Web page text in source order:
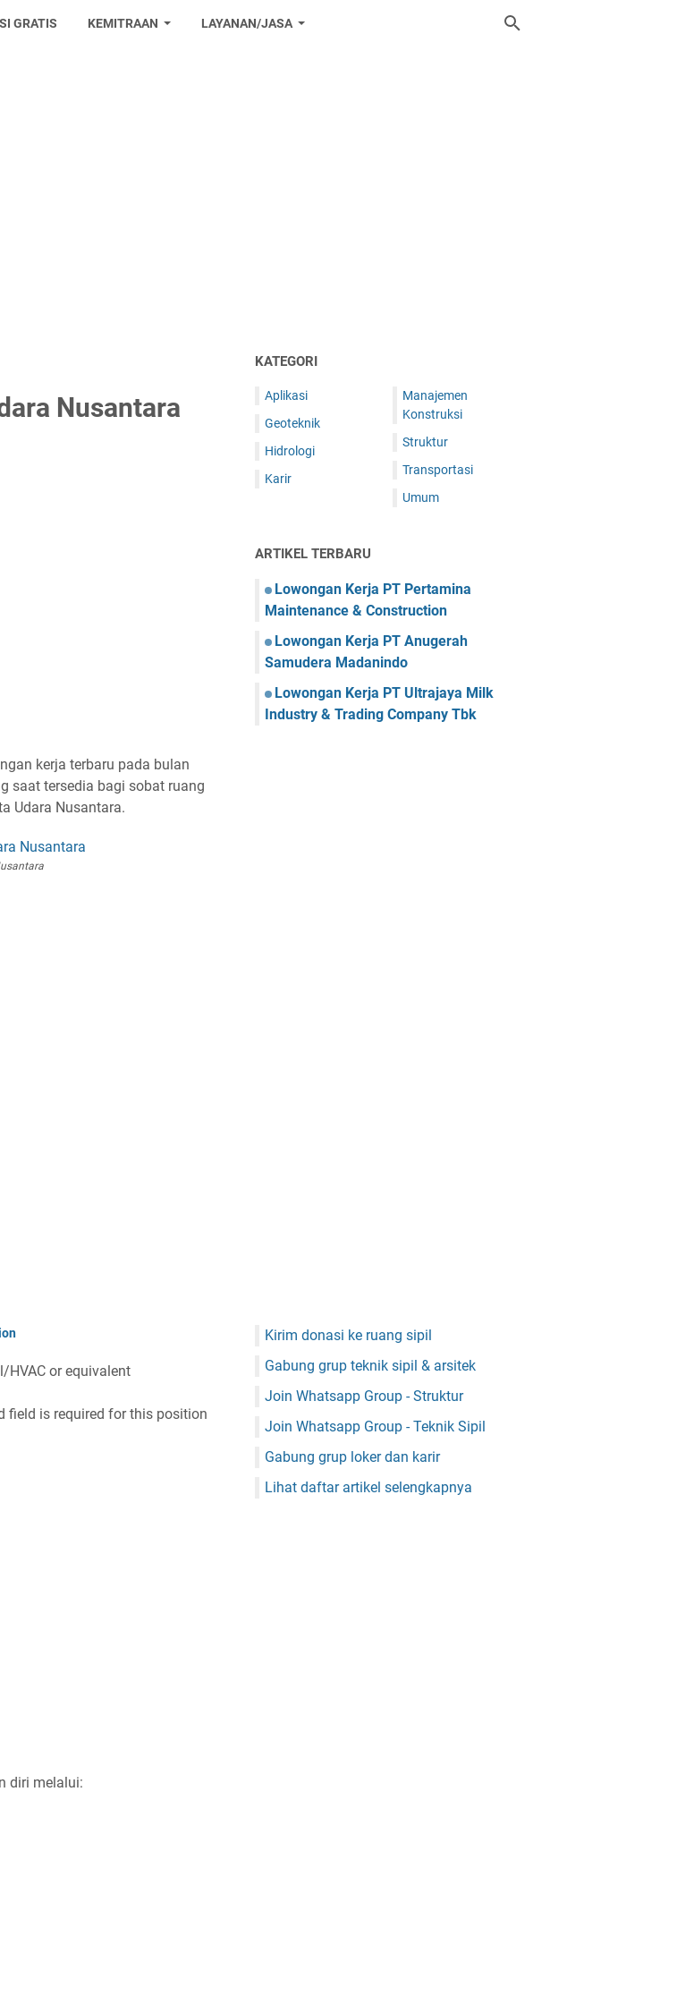
GRATIS KEMITRAAN LAYANAN/JASA
Nusantara
kerja terbaru pada bulan
saat tersedia bagi sobat ruang
Udara Nusantara.
HVAC or equivalent
field is required for this position
diri melalui:
KATEGORI
Aplikasi
Geoteknik
Hidrologi
Karir
Manajemen
Konstruksi
Struktur
Transportasi
Umum
ARTIKEL TERBARU
Lowongan Kerja PT Pertamina
Maintenance & Construction
Lowongan Kerja PT Anugerah
Samudera Madanindo
Lowongan Kerja PT Ultrajaya Milk
Industry & Trading Company Tbk
Kirim donasi ke ruang sipil
Gabung grup teknik sipil & arsitek
Join Whatsapp Group - Struktur
Join Whatsapp Group - Teknik Sipil
Gabung grup loker dan karir
Lihat daftar artikel selengkapnya